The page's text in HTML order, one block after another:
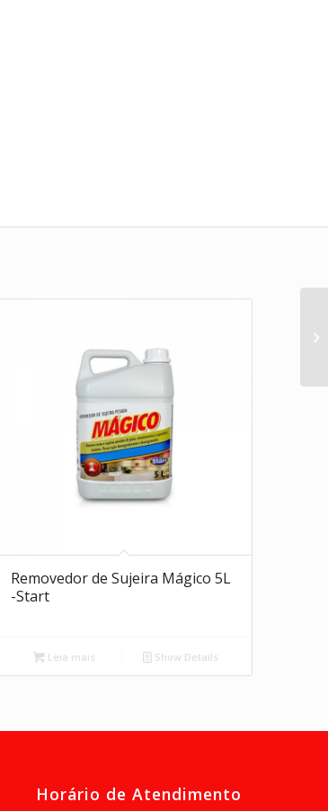
Removedor de Sujeira Mágico 5L
-Start
Leia mais Show Details
Horário de Atendimento